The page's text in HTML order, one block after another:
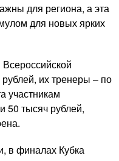
для региона, а эта
для новых ярких
их тренеры – по
участникам
50 тысяч рублей,
в финалах Кубка